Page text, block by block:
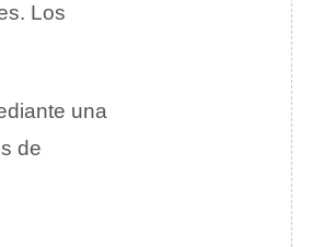
Los
una
de